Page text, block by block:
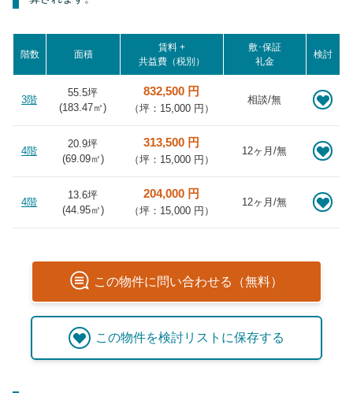
階数 面積
賃料 +
共益費（税別）
敷･保証
礼金
検討
3階
55.5坪
(183.47㎡)
832,500 円
（坪：15,000 円）
相談/無
4階
20.9坪
(69.09㎡)
313,500 円
（坪：15,000 円）
12ヶ月/無
4階
13.6坪
(44.95㎡)
204,000 円
（坪：15,000 円）
12ヶ月/無
この物件に問い合わせる（無料）
この物件を検討リストに保存する